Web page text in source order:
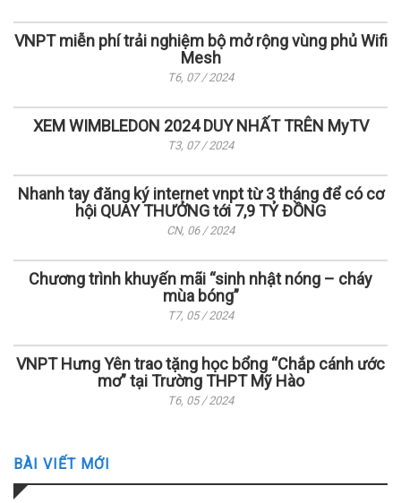
VNPT miễn phí trải nghiệm bộ mở rộng vùng phủ Wifi
Mesh
T6, 07 / 2024
XEM WIMBLEDON 2024 DUY NHẤT TRÊN MyTV
T3, 07 / 2024
Nhanh tay đăng ký internet vnpt từ 3 tháng để có cơ
hội QUAY THƯỞNG tới 7,9 TỶ ĐỒNG
CN, 06 / 2024
Chương trình khuyến mãi “sinh nhật nóng – cháy
mùa bóng”
T7, 05 / 2024
VNPT Hưng Yên trao tặng học bổng “Chắp cánh ước
mơ” tại Trường THPT Mỹ Hào
T6, 05 / 2024
BÀI VIẾT MỚI